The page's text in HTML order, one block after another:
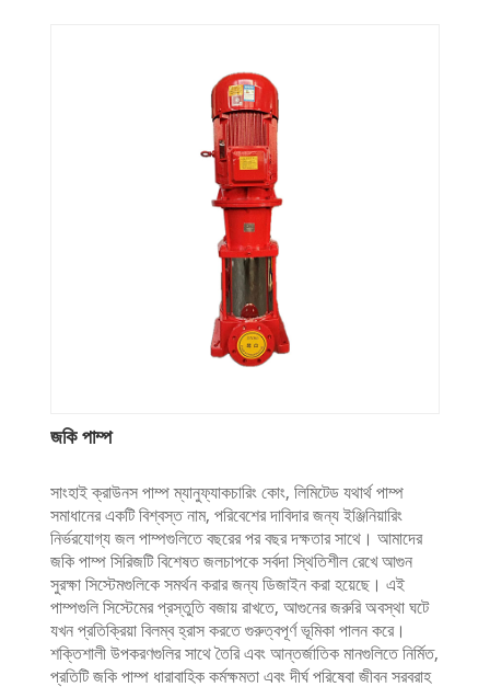
জকি পাম্প
সাংহাই ক্রাউনস পাম্প ম্যানুফ্যাকচারিং কোং, লিমিটেড যথার্থ পাম্প
সমাধানের একটি বিশ্বস্ত নাম, পরিবেশের দাবিদার জন্য ইঞ্জিনিয়ারিং
নির্ভরযোগ্য জল পাম্পগুলিতে বছরের পর বছর দক্ষতার সাথে। আমাদের
জকি পাম্প সিরিজটি বিশেষত জলচাপকে সর্বদা স্থিতিশীল রেখে আগুন
সুরক্ষা সিস্টেমগুলিকে সমর্থন করার জন্য ডিজাইন করা হয়েছে। এই
পাম্পগুলি সিস্টেমের প্রস্তুতি বজায় রাখতে, আগুনের জরুরি অবস্থা ঘটে
যখন প্রতিক্রিয়া বিলম্ব হ্রাস করতে গুরুত্বপূর্ণ ভূমিকা পালন করে।
শক্তিশালী উপকরণগুলির সাথে তৈরি এবং আন্তর্জাতিক মানগুলিতে নির্মিত,
প্রতিটি জকি পাম্প ধারাবাহিক কর্মক্ষমতা এবং দীর্ঘ পরিষেবা জীবন সরবরাহ